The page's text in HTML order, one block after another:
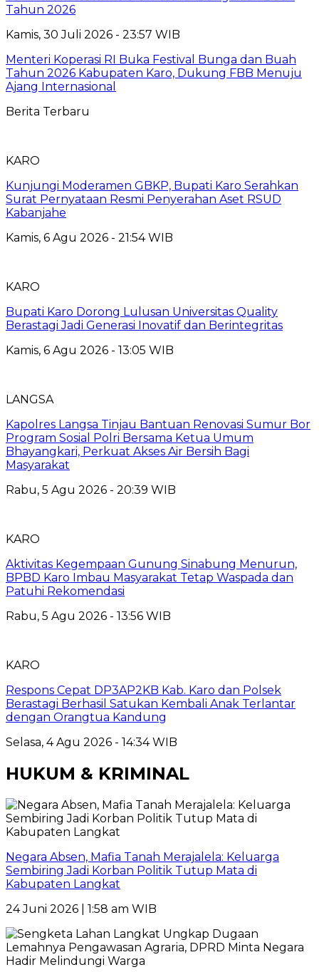
Tahun 2026
Kamis, 30 Juli 2026 - 23:57 WIB
Menteri Koperasi RI Buka Festival Bunga dan Buah
Tahun 2026 Kabupaten Karo, Dukung FBB Menuju
Ajang Internasional
Berita Terbaru
KARO
Kunjungi Moderamen GBKP, Bupati Karo Serahkan
Surat Pernyataan Resmi Penyerahan Aset RSUD
Kabanjahe
Kamis, 6 Agu 2026 - 21:54 WIB
KARO
Bupati Karo Dorong Lulusan Universitas Quality
Berastagi Jadi Generasi Inovatif dan Berintegritas
Kamis, 6 Agu 2026 - 13:05 WIB
LANGSA
Kapolres Langsa Tinjau Bantuan Renovasi Sumur Bor
Program Sosial Polri Bersama Ketua Umum
Bhayangkari, Perkuat Akses Air Bersih Bagi
Masyarakat
Rabu, 5 Agu 2026 - 20:39 WIB
KARO
Aktivitas Kegempaan Gunung Sinabung Menurun,
BPBD Karo Imbau Masyarakat Tetap Waspada dan
Patuhi Rekomendasi
Rabu, 5 Agu 2026 - 13:56 WIB
KARO
Respons Cepat DP3AP2KB Kab. Karo dan Polsek
Berastagi Berhasil Satukan Kembali Anak Terlantar
dengan Orangtua Kandung
Selasa, 4 Agu 2026 - 14:34 WIB
HUKUM & KRIMINAL
Negara Absen, Mafia Tanah Merajalela: Keluarga
Sembiring Jadi Korban Politik Tutup Mata di
Kabupaten Langkat
24 Juni 2026 | 1:58 am WIB